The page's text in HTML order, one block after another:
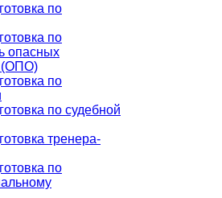
по
по
опасных
(ОПО)
по
по судебной
тренера-
по